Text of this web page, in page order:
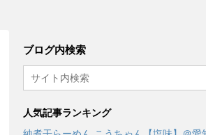
ブログ内検索
人気記事ランキング